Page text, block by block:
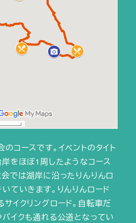
コースです。イベントのタイト
をほぼ1周したようなコース
では湖岸に沿ったりんりんロ
ていきます。りんりんロード
イクリングロード。自転車だ
イクも通れる公道となってい